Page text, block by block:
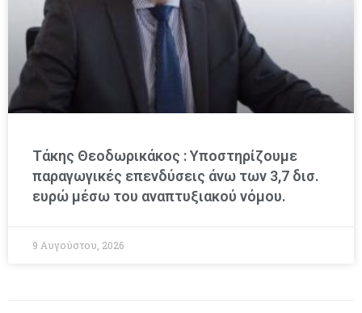
Τάκης Θεοδωρικάκος : Υποστηρίζουμε
παραγωγικές επενδύσεις άνω των 3,7 δισ.
ευρώ μέσω του αναπτυξιακού νόμου.
9 Αυγούστου, 2026